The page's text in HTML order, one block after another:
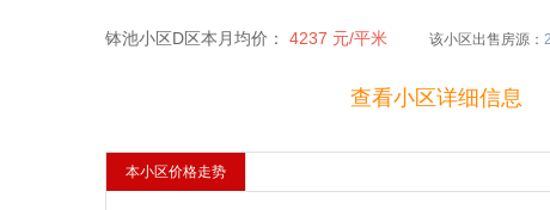
钵池小区D区本月均价： 4237 元/平米 该小区出售房源：
查看小区详细信息
本小区价格走势